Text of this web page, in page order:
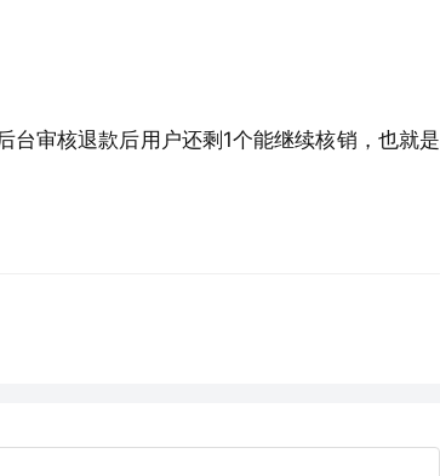
审核退款后用户还剩1个能继续核销，也就是